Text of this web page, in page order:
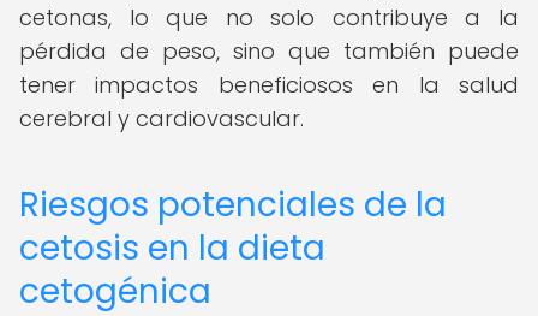
cetonas, lo que no solo contribuye a la
pérdida de peso, sino que también puede
tener impactos beneficiosos en la salud
cerebral y cardiovascular.
Riesgos potenciales de la
cetosis en la dieta
cetogénica